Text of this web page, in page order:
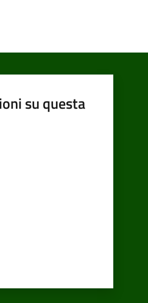
su questa